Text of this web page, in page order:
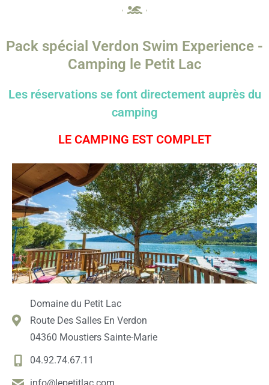
Pack spécial Verdon Swim Experience -
Camping le Petit Lac
Les réservations se font directement auprès du
camping
LE CAMPING EST COMPLET
Domaine du Petit Lac
Route Des Salles En Verdon
04360 Moustiers Sainte-Marie
04.92.74.67.11